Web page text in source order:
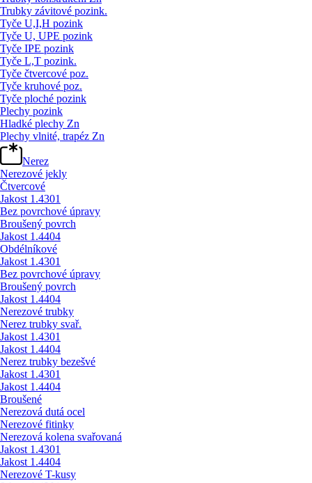
Trubky závitové pozink.
Tyče U,I,H pozink
Tyče U, UPE pozink
Tyče IPE pozink
Tyče L,T pozink.
Tyče čtvercové poz.
Tyče kruhové poz.
Tyče ploché pozink
Plechy pozink
Hladké plechy Zn
Plechy vlnité, trapéz Zn
Nerez
Nerezové jekly
Čtvercové
Jakost 1.4301
Bez povrchové úpravy
Broušený povrch
Jakost 1.4404
Obdélníkové
Jakost 1.4301
Bez povrchové úpravy
Broušený povrch
Jakost 1.4404
Nerezové trubky
Nerez trubky svař.
Jakost 1.4301
Jakost 1.4404
Nerez trubky bezešvé
Jakost 1.4301
Jakost 1.4404
Broušené
Nerezová dutá ocel
Nerezové fitinky
Nerezová kolena svařovaná
Jakost 1.4301
Jakost 1.4404
Nerezové T-kusy